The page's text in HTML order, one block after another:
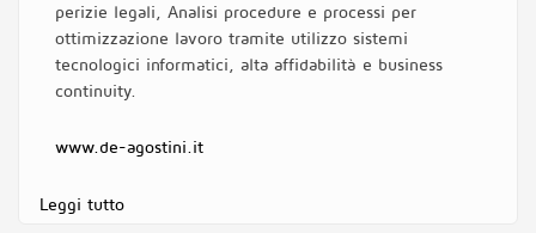
perizie legali, Analisi procedure e processi per
ottimizzazione lavoro tramite utilizzo sistemi
tecnologici informatici, alta affidabilità e business
continuity.
www.de-agostini.it
Leggi tutto